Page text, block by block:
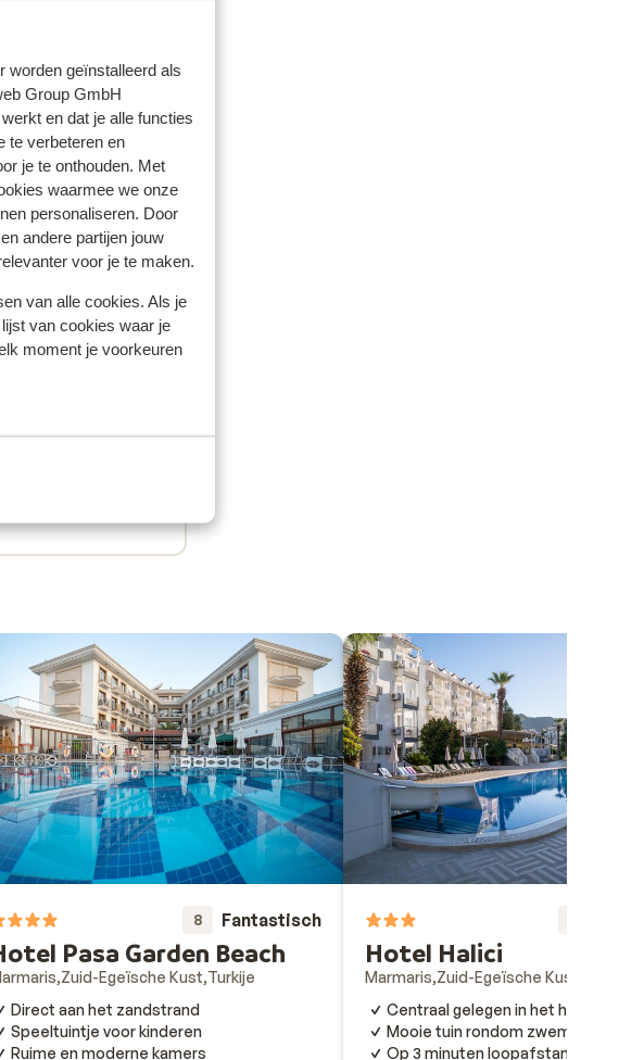
worden geïnstalleerd als
Group GmbH
en dat je alle functies
te verbeteren en
je te onthouden. Met
waarmee we onze
personaliseren. Door
andere partijen jouw
voor je te maken.
van alle cookies. Als je
van cookies waar je
moment je voorkeuren
13 jun. 2026
8 Fantastisch
Pasa Garden Beach
Zuid-Egeïsche Kust Turkije
Direct aan het zandstrand
Speeltuintje voor kinderen
Ruime en moderne kamers
Hotel Halici
Marmaris Zuid-Egeïsche Kust
Centraal gelegen in het hart
Mooie tuin rondom zwembad
Op 3 minuten loopafstand van